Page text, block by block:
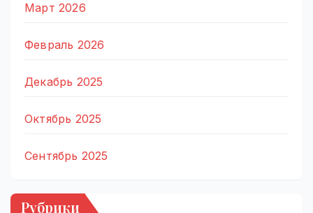
Март 2026
Февраль 2026
Декабрь 2025
Октябрь 2025
Сентябрь 2025
Рубрики